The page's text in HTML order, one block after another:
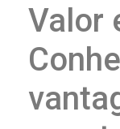
Valor